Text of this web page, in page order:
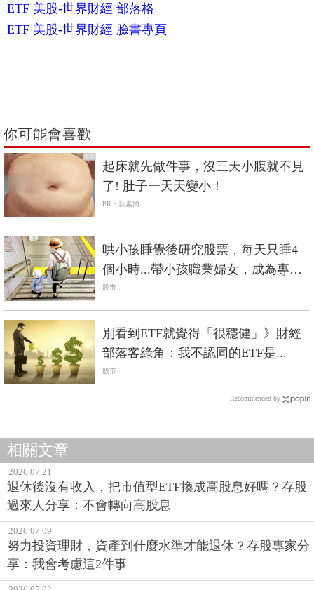
ETF 美股-世界財經 部落格
ETF 美股-世界財經 臉書專頁
你可能會喜歡
PR
起床就先做件事，沒三天小腹就不見
了! 肚子一天天變小！
PR・新素簡
哄小孩睡覺後研究股票，每天只睡4
個小時...帶小孩職業婦女，成為專業
投資者
股市
別看到ETF就覺得「很穩健」》財經
部落客綠角：我不認同的ETF是...
股市
Recommended by
相關文章
2026.07.21
退休後沒有收入，把市值型ETF換成高股息好嗎？存股
過來人分享：不會轉向高股息
2026.07.09
努力投資理財，資產到什麼水準才能退休？存股專家分
享：我會考慮這2件事